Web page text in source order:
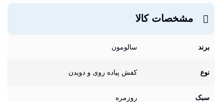
مشخصات کالا
برند سالومون
نوع کفش پیاده روی و دویدن
سبک روزمره